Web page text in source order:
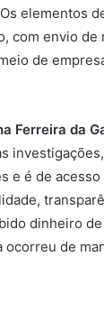
elementos
com envio
de
Ferreira da
e é de
dinheiro
de